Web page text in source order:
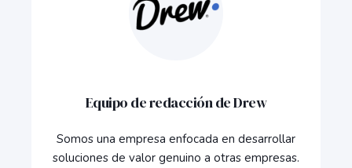
Equipo de redacción de Drew
Somos una empresa enfocada en desarrollar
soluciones de valor genuino a otras empresas.